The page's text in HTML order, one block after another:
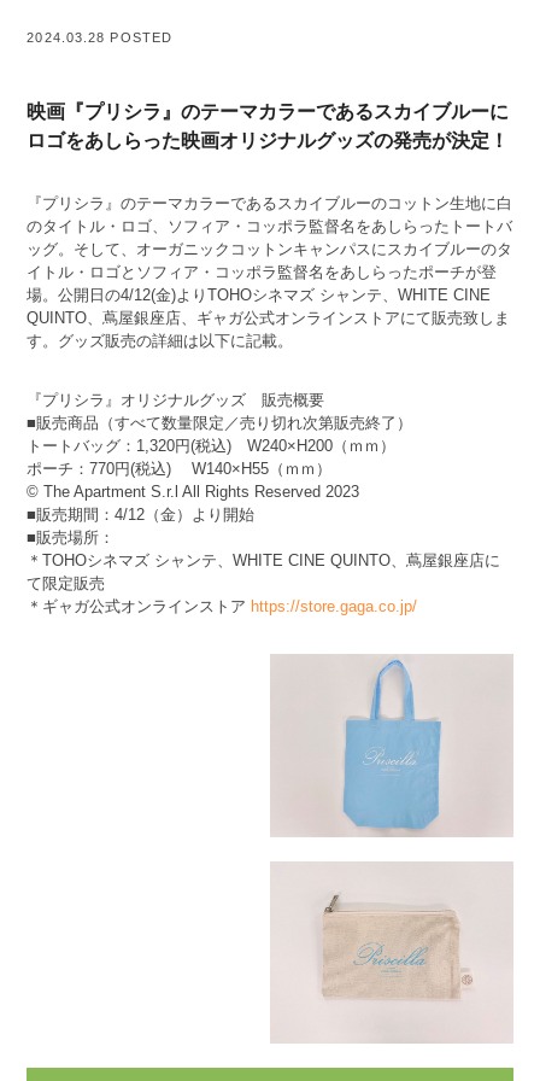
2024.03.28 POSTED
映画『プリシラ』のテーマカラーであるスカイブルーに
ロゴをあしらった映画オリジナルグッズの発売が決定！
『プリシラ』のテーマカラーであるスカイブルーのコットン生地に白
のタイトル・ロゴ、ソフィア・コッポラ監督名をあしらったトートバ
ッグ。そして、オーガニックコットンキャンパスにスカイブルーのタ
イトル・ロゴとソフィア・コッポラ監督名をあしらったポーチが登
場。公開日の4/12(金)よりTOHOシネマズ シャンテ、WHITE CINE
QUINTO、蔦屋銀座店、ギャガ公式オンラインストアにて販売致しま
す。グッズ販売の詳細は以下に記載。
『プリシラ』オリジナルグッズ 販売概要
■販売商品（すべて数量限定／売り切れ次第販売終了）
トートバッグ：1,320円(税込) W240×H200（ｍｍ）
ポーチ：770円(税込) W140×H55（ｍｍ）
© The Apartment S.r.l All Rights Reserved 2023
■販売期間：4/12（金）より開始
■販売場所：
＊TOHOシネマズ シャンテ、WHITE CINE QUINTO、蔦屋銀座店に
て限定販売
＊ギャガ公式オンラインストア https://store.gaga.co.jp/